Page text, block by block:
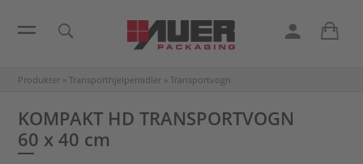
Produkter » Transporthjelpemidler » Transportvogn
KOMPAKT HD TRANSPORTVOGN
60 x 40 cm